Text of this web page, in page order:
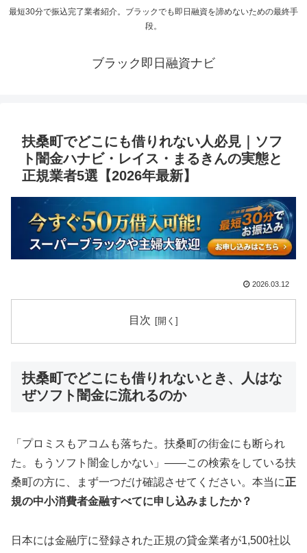
最短30分で振込完了業者紹介。ブラックでも即日融資を諦めないための最終手
段。
ブラック即日融資ナビ
扶桑町でどこにも借りれない人必見｜ソフ
ト闇金ハナビ・レイス・まるきんの実態と
正規業者5選【2026年最新】
2026.03.12
目次
扶桑町でどこにも借りれないとき、人はな
ぜソフト闇金に流れるのか
「プロミスもアコムも落ちた。扶桑町の街金にも断られ
た。もうソフト闇金しかない」——この検索をしている扶
桑町の方に、まず一つだけ確認させてください。本当に正
規の中小消費者金融すべてに申し込みましたか？
日本には金融庁に登録された正規の貸金業者が1,500社以